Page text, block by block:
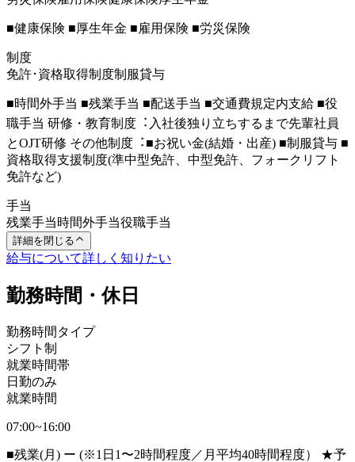
■健康保険 ■厚⽣年⾦ ■雇⽤保険 ■労災保険
制度
免許･資格取得制度制服貸与
■時間外⼿当 ■残業⼿当 ■配送⼿当 ■交通費規定内⽀給 ■役
職⼿当 研修・教育制度︓⼊社後独り⽴ちするまで先輩社員
とOJT研修 その他制度︓■お祝い⾦(結婚・出産) ■制服貸与 ■
資格取得⽀援制度(準中型免許、中型免許、フォークリフト
免許など)
手当
残業手当時間外手当役職手当
詳細を閉じる
給与について詳しく知りたい
勤務時間・休日
勤務時間タイプ
シフト制
就業時間帯
日勤のみ
就業時間
07:00~16:00
■残業(⽉) ー (※1⽇1〜2時間程度／⽉平均40時間程度） ★予